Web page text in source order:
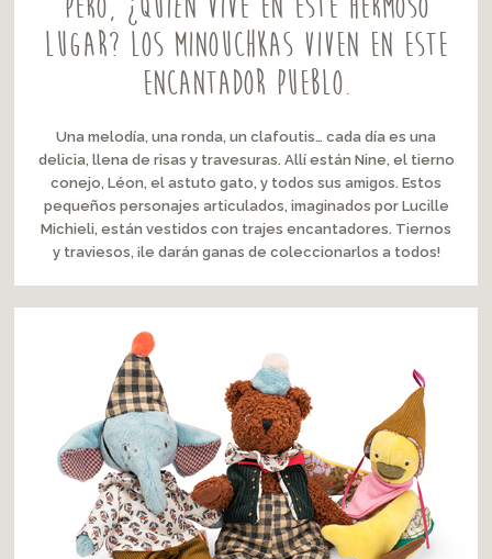
lugar? Los Minouchkas viven en este
encantador pueblo.
Una melodía, una ronda, un clafoutis… cada día es una
delicia, llena de risas y travesuras. Allí están Nine, el tierno
conejo, Léon, el astuto gato, y todos sus amigos. Estos
pequeños personajes articulados, imaginados por Lucille
Michieli, están vestidos con trajes encantadores. Tiernos
y traviesos, ¡le darán ganas de coleccionarlos a todos!